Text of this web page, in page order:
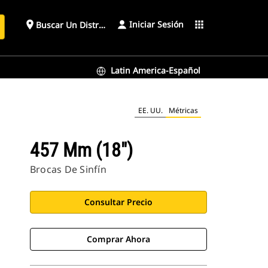
place Buscar Un Distribuidor Iniciar Sesión apps
Latin America-Español
EE. UU. Métricas
457 Mm (18")
Brocas De Sinfín
Consultar Precio
Comprar Ahora